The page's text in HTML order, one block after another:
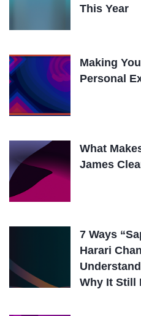
This Year
Making
Personal
What
James
7 Ways
Harari
Why It Still